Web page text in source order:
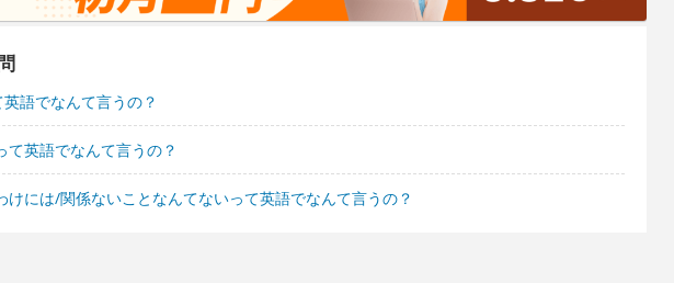
語でなんて言うの？
て英語でなんて言うの？
けには/関係ないことなんてないって英語でなんて言うの？